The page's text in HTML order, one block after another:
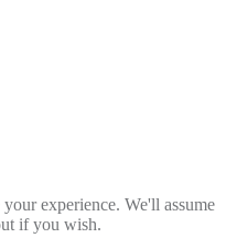
experience. We'll assume
if you wish.